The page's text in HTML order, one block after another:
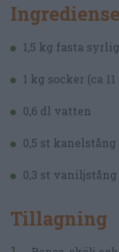
1,5 kg fasta
1 kg socker (ca 11
0,6 dl vatten
0,5 st
0,3 st
Tillagning